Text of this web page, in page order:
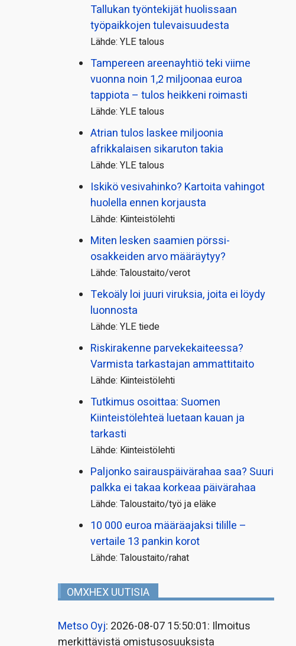
Tallukan työntekijät huolissaan
työpaikkojen tulevaisuudesta
Lähde: YLE talous
Tampereen areenayhtiö teki viime
vuonna noin 1,2 miljoonaa euroa
tappiota – tulos heikkeni roimasti
Lähde: YLE talous
Atrian tulos laskee miljoonia
afrikkalaisen sikaruton takia
Lähde: YLE talous
Iskikö vesivahinko? Kartoita vahingot
huolella ennen korjausta
Lähde: Kiinteistölehti
Miten lesken saamien pörssi­
osakkeiden arvo määräytyy?
Lähde: Taloustaito/verot
Tekoäly loi juuri viruksia, joita ei löydy
luonnosta
Lähde: YLE tiede
Riskirakenne parvekekaiteessa?
Varmista tarkastajan ammattitaito
Lähde: Kiinteistölehti
Tutkimus osoittaa: Suomen
Kiinteistölehteä luetaan kauan ja
tarkasti
Lähde: Kiinteistölehti
Paljonko sairauspäivä­rahaa saa? Suuri
palkka ei takaa korkeaa päivärahaa
Lähde: Taloustaito/työ ja eläke
10 000 euroa määräajaksi tilille –
vertaile 13 pankin korot
Lähde: Taloustaito/rahat
OMXHEX UUTISIA
Metso Oyj: 2026-08-07 15:50:01: Ilmoitus
merkittävistä omistusosuuksista